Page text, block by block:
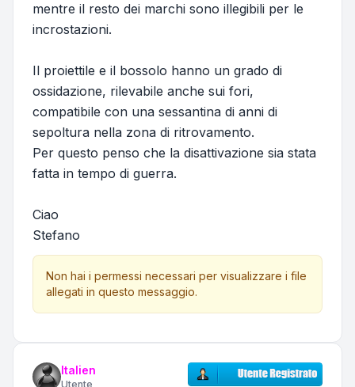
mentre il resto dei marchi sono illegibili per le
incrostazioni.
Il proiettile e il bossolo hanno un grado di
ossidazione, rilevabile anche sui fori,
compatibile con una sessantina di anni di
sepoltura nella zona di ritrovamento.
Per questo penso che la disattivazione sia stata
fatta in tempo di guerra.
Ciao
Stefano
Non hai i permessi necessari per visualizzare i file
allegati in questo messaggio.
Italien
Utente